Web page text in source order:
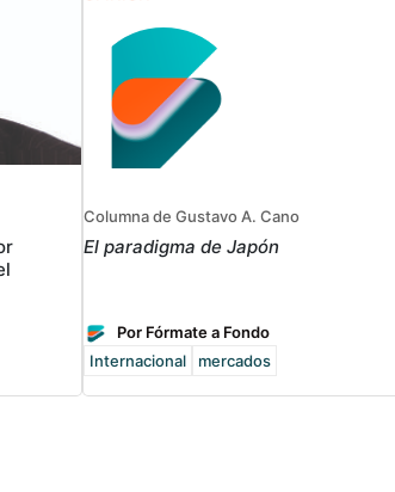
Columna de Gustavo A. Cano
El paradigma de Japón
Por Fórmate a Fondo
Internacional
mercados